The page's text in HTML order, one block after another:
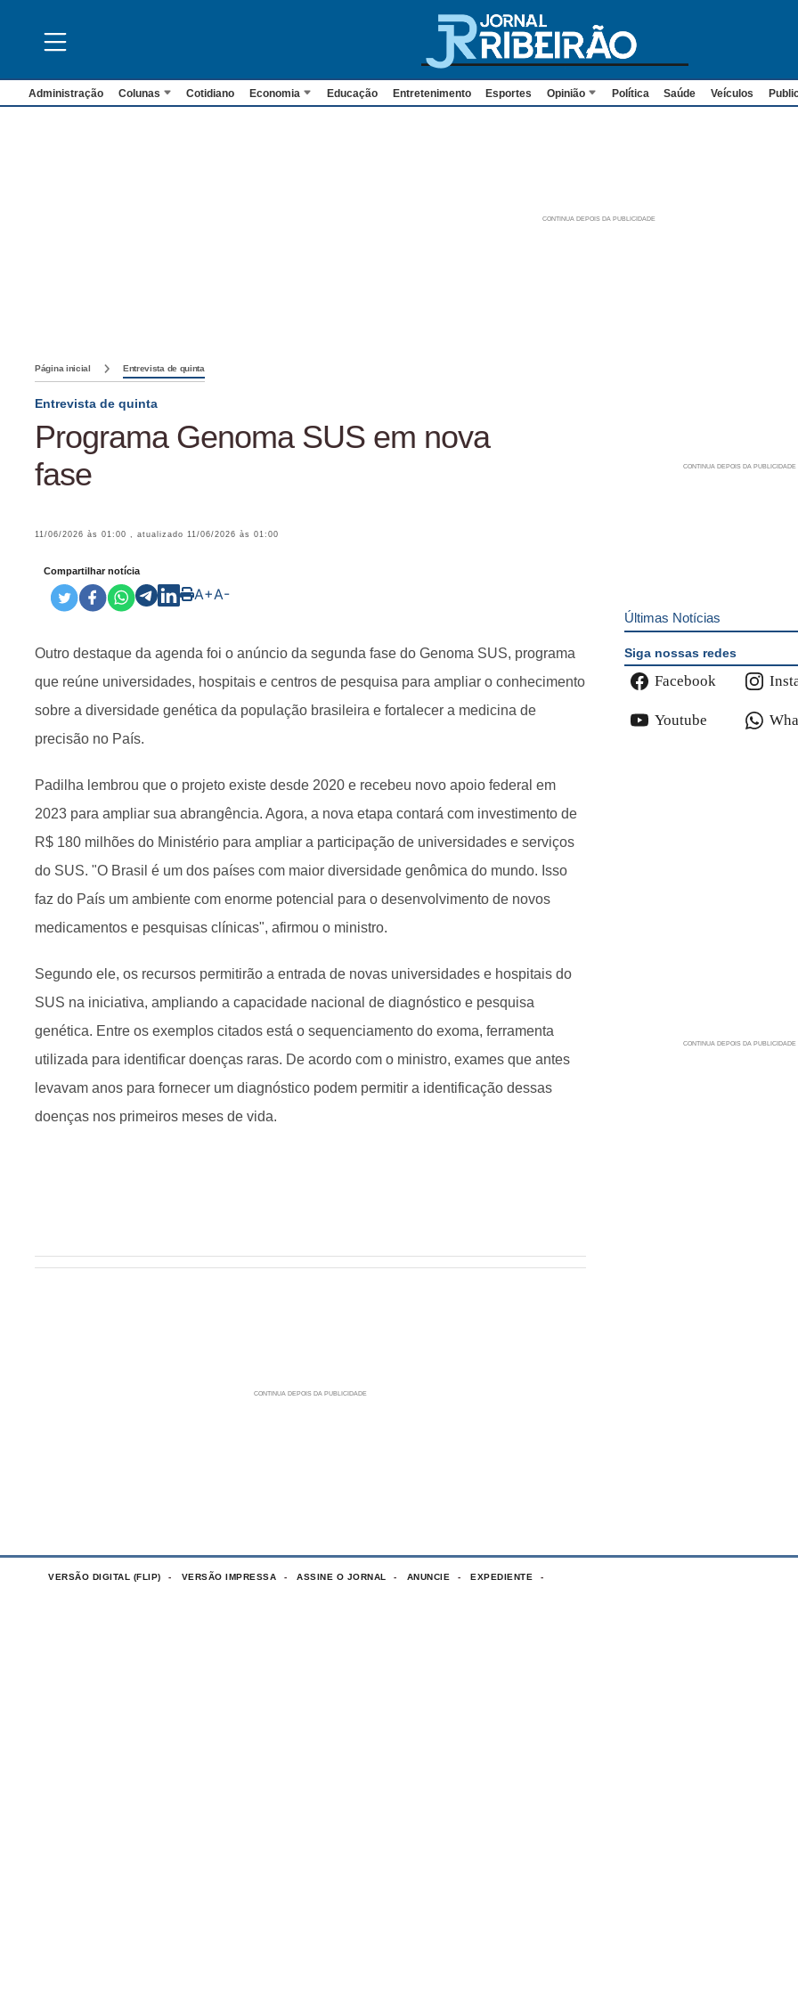
Administração Colunas Cotidiano Economia Educação Entretenimento Esportes Opinião Política Saúde Veículos
Página inicial Entrevista de quinta
Entrevista de quinta
Programa Genoma SUS em nova
fase
11/06/2026 às 01:00 , atualizado 11/06/2026 às 01:00
Compartilhar notícia
A+A-
Outro destaque da agenda foi o anúncio da segunda fase do Genoma SUS, programa
que reúne universidades, hospitais e centros de pesquisa para ampliar o conhecimento
sobre a diversidade genética da população brasileira e fortalecer a medicina de
precisão no País.
Padilha lembrou que o projeto existe desde 2020 e recebeu novo apoio federal em
2023 para ampliar sua abrangência. Agora, a nova etapa contará com investimento de
R$ 180 milhões do Ministério para ampliar a participação de universidades e serviços
do SUS. "O Brasil é um dos países com maior diversidade genômica do mundo. Isso
faz do País um ambiente com enorme potencial para o desenvolvimento de novos
medicamentos e pesquisas clínicas", afirmou o ministro.
Segundo ele, os recursos permitirão a entrada de novas universidades e hospitais do
SUS na iniciativa, ampliando a capacidade nacional de diagnóstico e pesquisa
genética. Entre os exemplos citados está o sequenciamento do exoma, ferramenta
utilizada para identificar doenças raras. De acordo com o ministro, exames que antes
levavam anos para fornecer um diagnóstico podem permitir a identificação dessas
doenças nos primeiros meses de vida.
Últimas Notícias
Siga nossas redes
Facebook
Youtube
VERSÃO DIGITAL (FLIP) VERSÃO IMPRESSA ASSINE O JORNAL ANUNCIE EXPEDIENTE